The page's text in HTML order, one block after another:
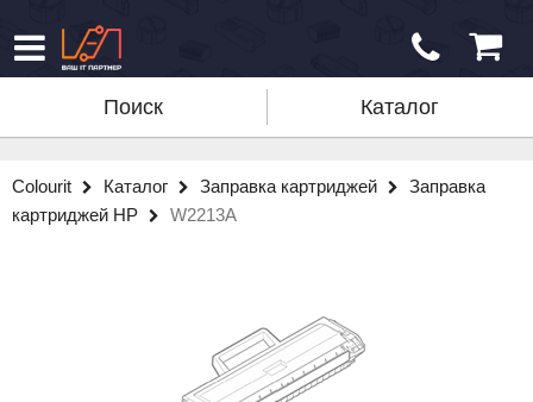
Поиск Каталог
Colourit Каталог Заправка картриджей
Заправка
картриджей HP
W2213A